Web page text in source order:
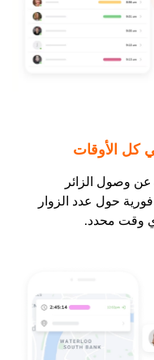
كل الأوقات
عن وصول الزائر
حول عدد الزوار
وقت محدد.